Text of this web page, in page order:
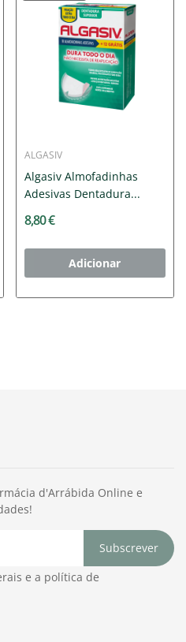
ALGASIV
Algasiv Almofadinhas
Adesivas Dentadura...
8,80 €
Adicionar
d'Arrábida Online e
Subscrever
e a política de